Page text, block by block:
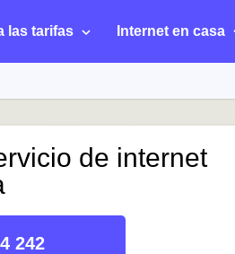
las tarifas Internet en casa
de internet
242